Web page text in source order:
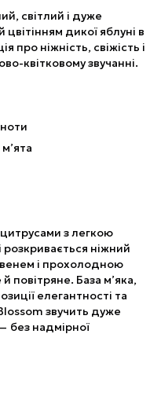
світлий і дуже
дикої яблуні в
про ніжність, свіжість і
квітковому звучанні.
з легкою
ніжний
і прохолодною
повітряне. База м’яка,
елегантності та
звучить дуже
без надмірної